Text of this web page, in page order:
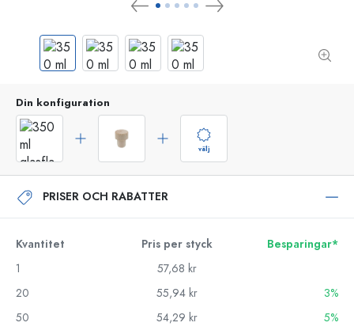
Din konfiguration
välj
PRISER OCH RABATTER
Kvantitet Pris per styck
Besparingar*
1
57,68 kr
20
55,94 kr
3%
50
54,29 kr
5%